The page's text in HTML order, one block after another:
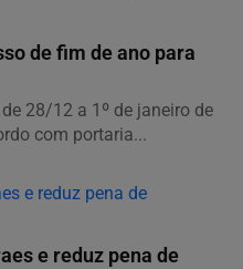
de fim de ano para
28/12 a 1º de janeiro de
com portaria...
e reduz pena de